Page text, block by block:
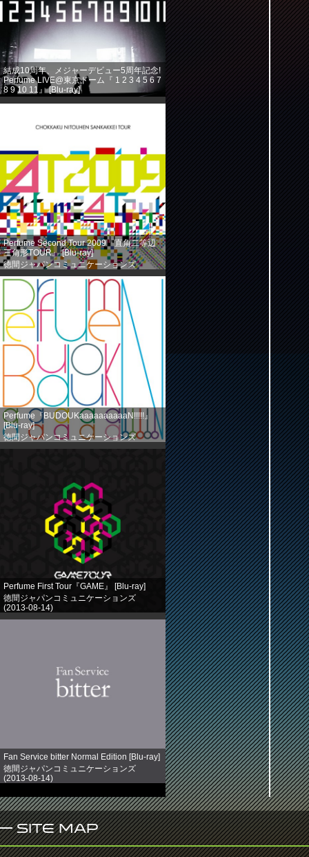
結成10周年、メジャーデビュー5周年記念!
Perfume LIVE@東京ドーム『 1 2 3 4 5 6 7
8 9 10 11』 [Blu-ray]
徳間ジャパンコミュニケーションズ
Perfume Second Tour 2009『直角二等辺
三角形TOUR』 [Blu-ray]
徳間ジャパンコミュニケーションズ
(2013-08-14)
売り上げランキング: 584
Perfume『BUDOUKaaaaaaaaaaN!!!!!』
[Blu-ray]
徳間ジャパンコミュニケーションズ
(2013-08-14)
Perfume First Tour『GAME』 [Blu-ray]
徳間ジャパンコミュニケーションズ
(2013-08-14)
売り上げランキング: 758
Fan Service bitter Normal Edition [Blu-ray]
徳間ジャパンコミュニケーションズ
(2013-08-14)
Site Map